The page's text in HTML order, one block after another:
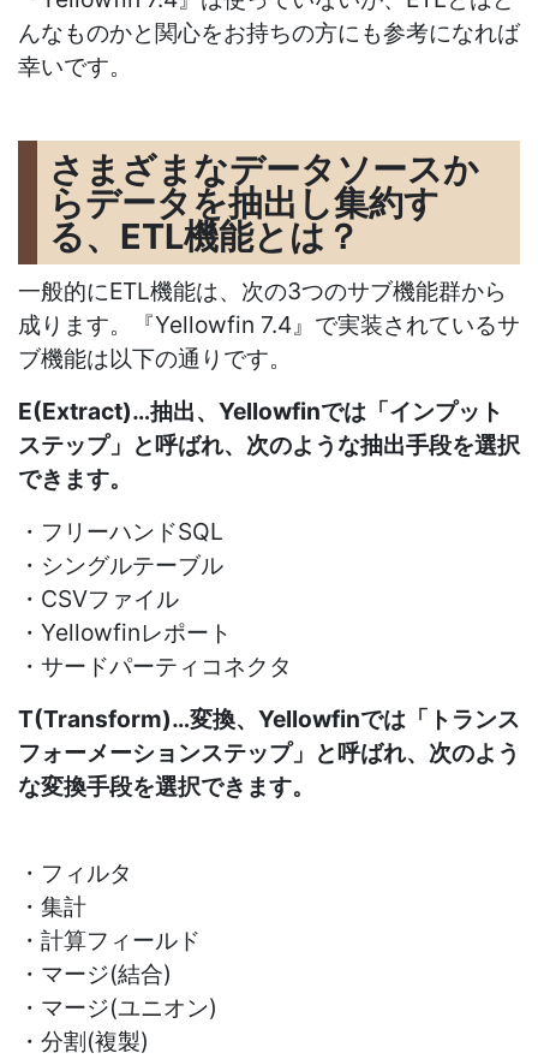
んなものかと関心をお持ちの方にも参考になれば
幸いです。
さまざまなデータソースか
らデータを抽出し集約す
る、ETL機能とは？
一般的にETL機能は、次の3つのサブ機能群から
成ります。『Yellowfin 7.4』で実装されているサ
ブ機能は以下の通りです。
E(Extract)…抽出、Yellowfinでは「インプット
ステップ」と呼ばれ、次のような抽出手段を選択
できます。
・フリーハンドSQL
・シングルテーブル
・CSVファイル
・Yellowfinレポート
・サードパーティコネクタ
T(Transform)…変換、Yellowfinでは「トランス
フォーメーションステップ」と呼ばれ、次のよう
な変換手段を選択できます。
・フィルタ
・集計
・計算フィールド
・マージ(結合)
・マージ(ユニオン)
・分割(複製)